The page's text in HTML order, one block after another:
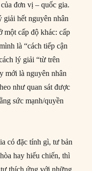
đơn vị – quốc gia.
giải hết nguyên nhân
một cấp độ khác: cấp
là “cách tiếp cận
lý giải “từ trên
mới là nguyên nhân
như quan sát được
sức mạnh/quyền
có đặc tính gì, tư bản
hay hiếu chiến, thì
thích ứng với những